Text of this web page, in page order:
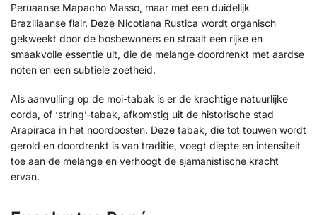
Peruaanse Mapacho Masso, maar met een duidelijk
Braziliaanse flair. Deze Nicotiana Rustica wordt organisch
gekweekt door de bosbewoners en straalt een rijke en
smaakvolle essentie uit, die de melange doordrenkt met aardse
noten en een subtiele zoetheid.
Als aanvulling op de moi-tabak is er de krachtige natuurlijke
corda, of ‘string’-tabak, afkomstig uit de historische stad
Arapiraca in het noordoosten. Deze tabak, die tot touwen wordt
gerold en doordrenkt is van traditie, voegt diepte en intensiteit
toe aan de melange en verhoogt de sjamanistische kracht
ervan.